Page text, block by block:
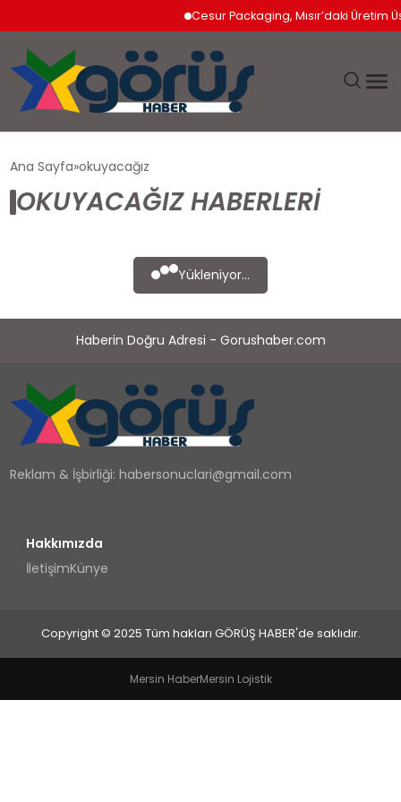
Cesur Packaging, Mısır’daki Üretim
EKONOMI
SPOR
TEKNOLOJI
YAŞAM
Ana Sayfa okuyacağız
OKUYACAĞIZ HABERLERI
Yükleniyor...
Haberin Doğru Adresi - Gorushaber.com
Reklam & İşbirliği:habersonuclari@gmail.com
Hakkımızda
İletişimKünye
Copyright © 2025 Tüm hakları GÖRÜŞ HABER'de saklıdır.
Mersin HaberMersin Lojistik